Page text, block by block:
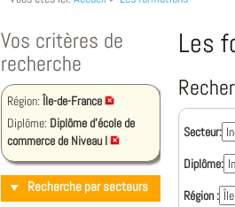
Vos critères de
recherche
Région:Île-de-France
Diplôme: Diplôme d'école de
commerce de Niveau I
Recherche par secteurs
Les
Secteur:
Diplôme:
Région :